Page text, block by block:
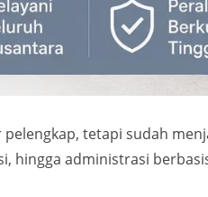
tetapi sudah
hingga administrasi